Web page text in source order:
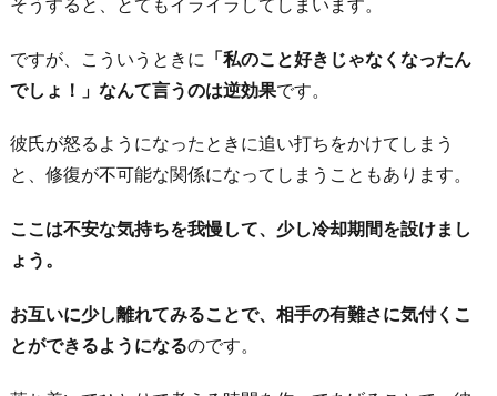
ですが、こういうときに 「私のこと好きじゃなくなったん
でしょ！」なんて言うのは逆効果です。
彼氏が怒るようになったときに追い打ちをかけてしまう
と、修復が不可能な関係になってしまうこともあります。
ここは不安な気持ちを我慢して、少し冷却期間を設けまし
ょう。
お互いに少し離れてみることで、相手の有難さに気付くこ
とができるようになるのです。